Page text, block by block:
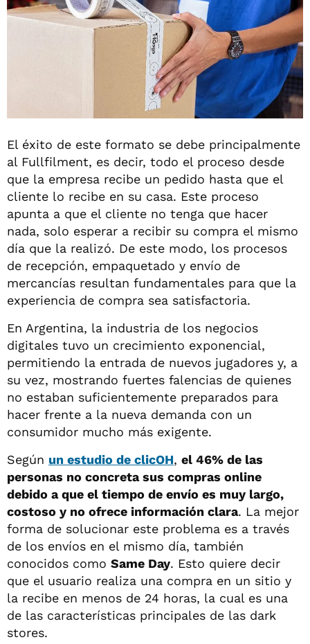
El éxito de este formato se debe principalmente
al Fullfilment, es decir, todo el proceso desde
que la empresa recibe un pedido hasta que el
cliente lo recibe en su casa. Este proceso
apunta a que el cliente no tenga que hacer
nada, solo esperar a recibir su compra el mismo
día que la realizó. De este modo, los procesos
de recepción, empaquetado y envío de
mercancías resultan fundamentales para que la
experiencia de compra sea satisfactoria.
En Argentina, la industria de los negocios
digitales tuvo un crecimiento exponencial,
permitiendo la entrada de nuevos jugadores y, a
su vez, mostrando fuertes falencias de quienes
no estaban suficientemente preparados para
hacer frente a la nueva demanda con un
consumidor mucho más exigente.
Según un estudio de clicOH, el 46% de las
personas no concreta sus compras online
debido a que el tiempo de envío es muy largo,
costoso y no ofrece información clara. La mejor
forma de solucionar este problema es a través
de los envíos en el mismo día, también
conocidos como Same Day. Esto quiere decir
que el usuario realiza una compra en un sitio y
la recibe en menos de 24 horas, la cual es una
de las características principales de las dark
stores.